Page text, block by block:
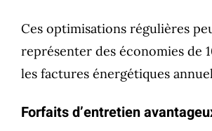
Ces optimisations régulières
représenter des économies de
les factures énergétiques
Forfaits d’entretien